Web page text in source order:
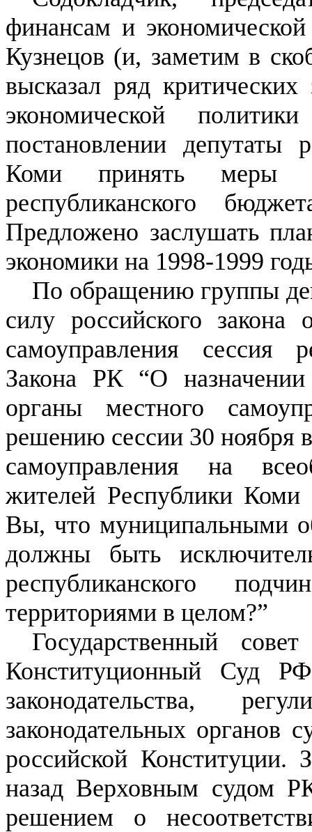
финансам и
Кузнецов (и, заметим в
высказал ряд
экономической
постановлении депутаты
Коми принять меры
республиканского
Предложено заслушать
экономики на 1998-1999
По обращению группы
силу российского
самоуправления сессия
Закона РК “О
органы местного
решению сессии 30 ноября
самоуправления на
жителей Республики Коми
Вы, что муниципальными
должны быть
республиканского
территориями в целом?”
Государственный
Конституционный Суд
законодательства,
законодательных органов
российской Конституции.
назад Верховным судом
решением о